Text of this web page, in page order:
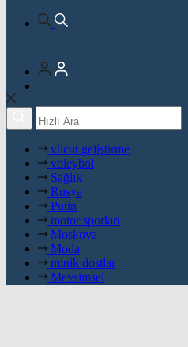
vücut geliştirme
voleybol
Sağlık
Rusya
Putin
motor sporları
Moskova
Moda
minik dostlar
Mevsimsel